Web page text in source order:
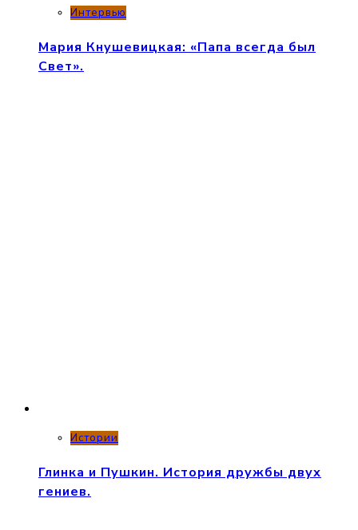
Интервью
Мария Кнушевицкая: «Папа всегда был
Свет».
Истории
Глинка и Пушкин. История дружбы двух
гениев.